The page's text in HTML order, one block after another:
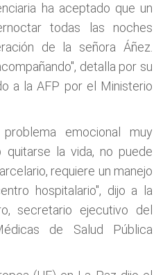
ha aceptado que un
todas las noches
de la señora Áñez.
detalla por su
a la AFP por el Ministerio
emocional muy
quitarse la vida, no puede
requiere un manejo
hospitalario", dijo a la
secretario ejecutivo del
de Salud Pública